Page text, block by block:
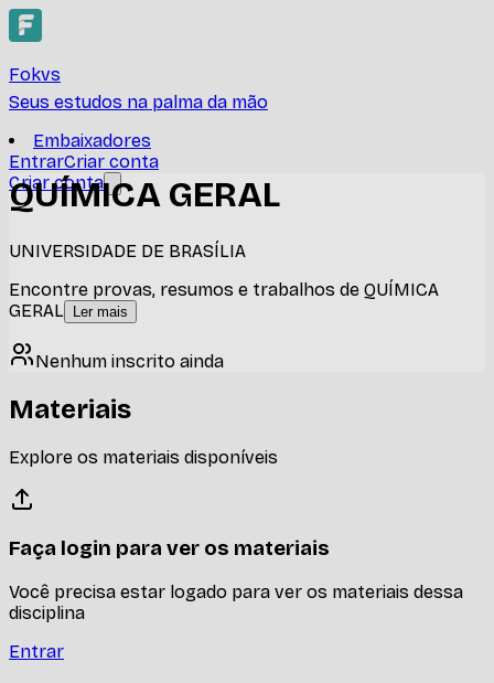
Fokvs
Seus estudos na palma da mão
Embaixadores
EntrarCriar conta
Criar conta
QUÍMICA GERAL
UNIVERSIDADE DE BRASÍLIA
Encontre provas, resumos e trabalhos de QUÍMICA
GERAL
Ler mais
Nenhum inscrito ainda
Materiais
Explore os materiais disponíveis
Faça login para ver os materiais
Você precisa estar logado para ver os materiais dessa
disciplina
Entrar